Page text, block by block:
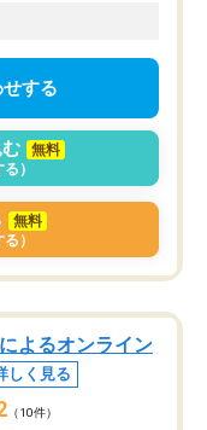
する
無料
）
無料
）
よるオンライン
しく見る
（10件）